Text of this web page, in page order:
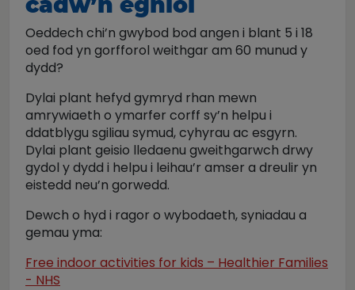
Oeddech chi’n gwybod bod angen i blant 5 i 18
oed fod yn gorfforol weithgar am 60 munud y
dydd?
Dylai plant hefyd gymryd rhan mewn
amrywiaeth o ymarfer corff sy’n helpu i
ddatblygu sgiliau symud, cyhyrau ac esgyrn.
Dylai plant geisio lledaenu gweithgarwch drwy
gydol y dydd i helpu i leihau’r amser a dreulir yn
eistedd neu’n gorwedd.
Dewch o hyd i ragor o wybodaeth, syniadau a
gemau yma:
Free indoor activities for kids – Healthier Families
- NHS